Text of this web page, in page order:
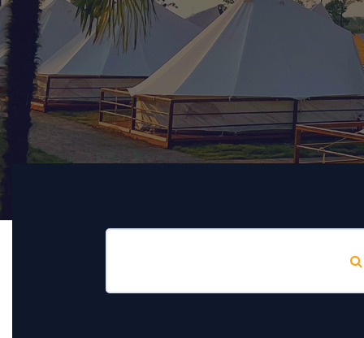
Leer más Comprender el sitio/sitio de planificación
Servicio posterior
Proporcionar mantenimiento postventa El